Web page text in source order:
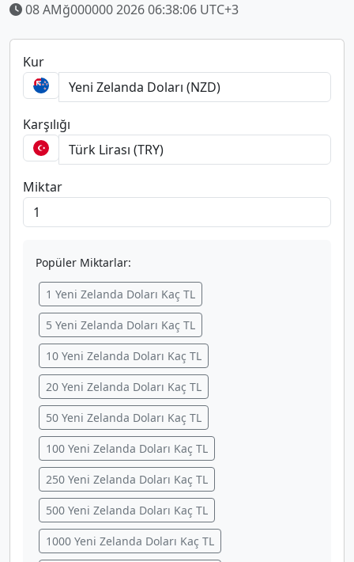
08 AMğ000000 2026 06:38:06 UTC+3
Kur
Karşılığı
Miktar
Popüler Miktarlar:
1 Yeni Zelanda Doları Kaç TL
5 Yeni Zelanda Doları Kaç TL
10 Yeni Zelanda Doları Kaç TL
20 Yeni Zelanda Doları Kaç TL
50 Yeni Zelanda Doları Kaç TL
100 Yeni Zelanda Doları Kaç TL
250 Yeni Zelanda Doları Kaç TL
500 Yeni Zelanda Doları Kaç TL
1000 Yeni Zelanda Doları Kaç TL